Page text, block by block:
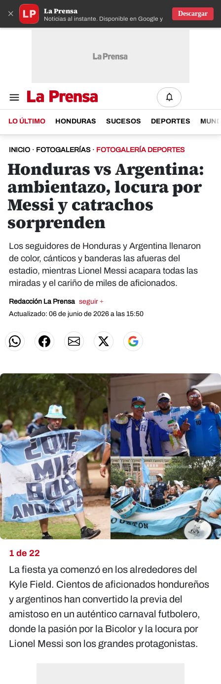
× La Prensa
Noticias al instante. Disponible en Google y IOS
Descargar
LO ÚLTIMO HONDURAS SUCESOS DEPORTES
INICIO · FOTOGALERÍAS · FOTOGALERÍA DEPORTES
Honduras vs Argentina:
ambientazo, locura por
Messi y catrachos
sorprenden
Los seguidores de Honduras y Argentina llenaron
de color, cánticos y banderas las afueras del
estadio, mientras Lionel Messi acapara todas las
miradas y el cariño de miles de aficionados.
Redacción La Prensa seguir +
Actualizado: 06 de junio de 2026 a las 15:50
1 de 22
La fiesta ya comenzó en los alrededores del
Kyle Field. Cientos de aficionados hondureños
y argentinos han convertido la previa del
amistoso en un auténtico carnaval futbolero,
donde la pasión por la Bicolor y la locura por
Lionel Messi son los grandes protagonistas.
X